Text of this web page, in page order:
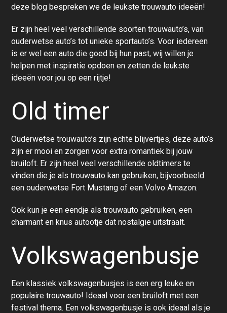
deze blog bespreken we de leukste trouwauto ideeën!
Er zijn heel veel verschillende soorten trouwauto’s, van
ouderwetse auto’s tot unieke sportauto’s. Voor iedereen
is er wel een auto die goed bij hun past, wij willen je
helpen met inspiratie opdoen en zetten de leukste
ideeën voor jou op een rijtje!
Old timer
Ouderwetse trouwauto’s zijn echte blijvertjes, deze auto’s
zijn er mooi en zorgen voor extra romantiek bij jouw
bruiloft. Er zijn heel veel verschillende oldtimers te
vinden die je als trouwauto kan gebruiken, bijvoorbeeld
een ouderwetse Fort Mustang of een Volvo Amazon.
Ook kun je een eendje als trouwauto gebruiken, een
charmant en knus autootje dat nostalgie uitstraalt.
Volkswagenbusje
Een klassiek volkswagenbusjes is een erg leuke en
populaire trouwauto! Ideaal voor een bruiloft met een
festival thema. Een volkswagenbusje is ook ideaal als je